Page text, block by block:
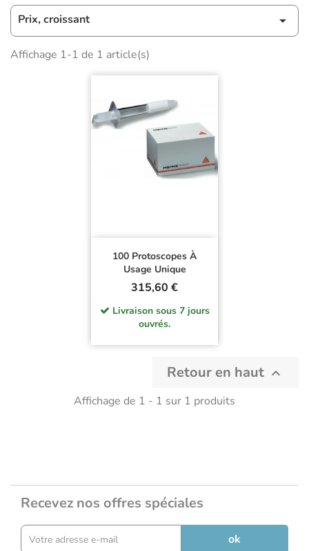
Prix, croissant 
Affichage 1-1 de 1 article(s)
100 Protoscopes À
Usage Unique
Prix
315,60 €
Livraison sous 7 jours
ouvrés.
Retour en haut 
Affichage de 1 - 1 sur 1 produits
Recevez nos offres spéciales